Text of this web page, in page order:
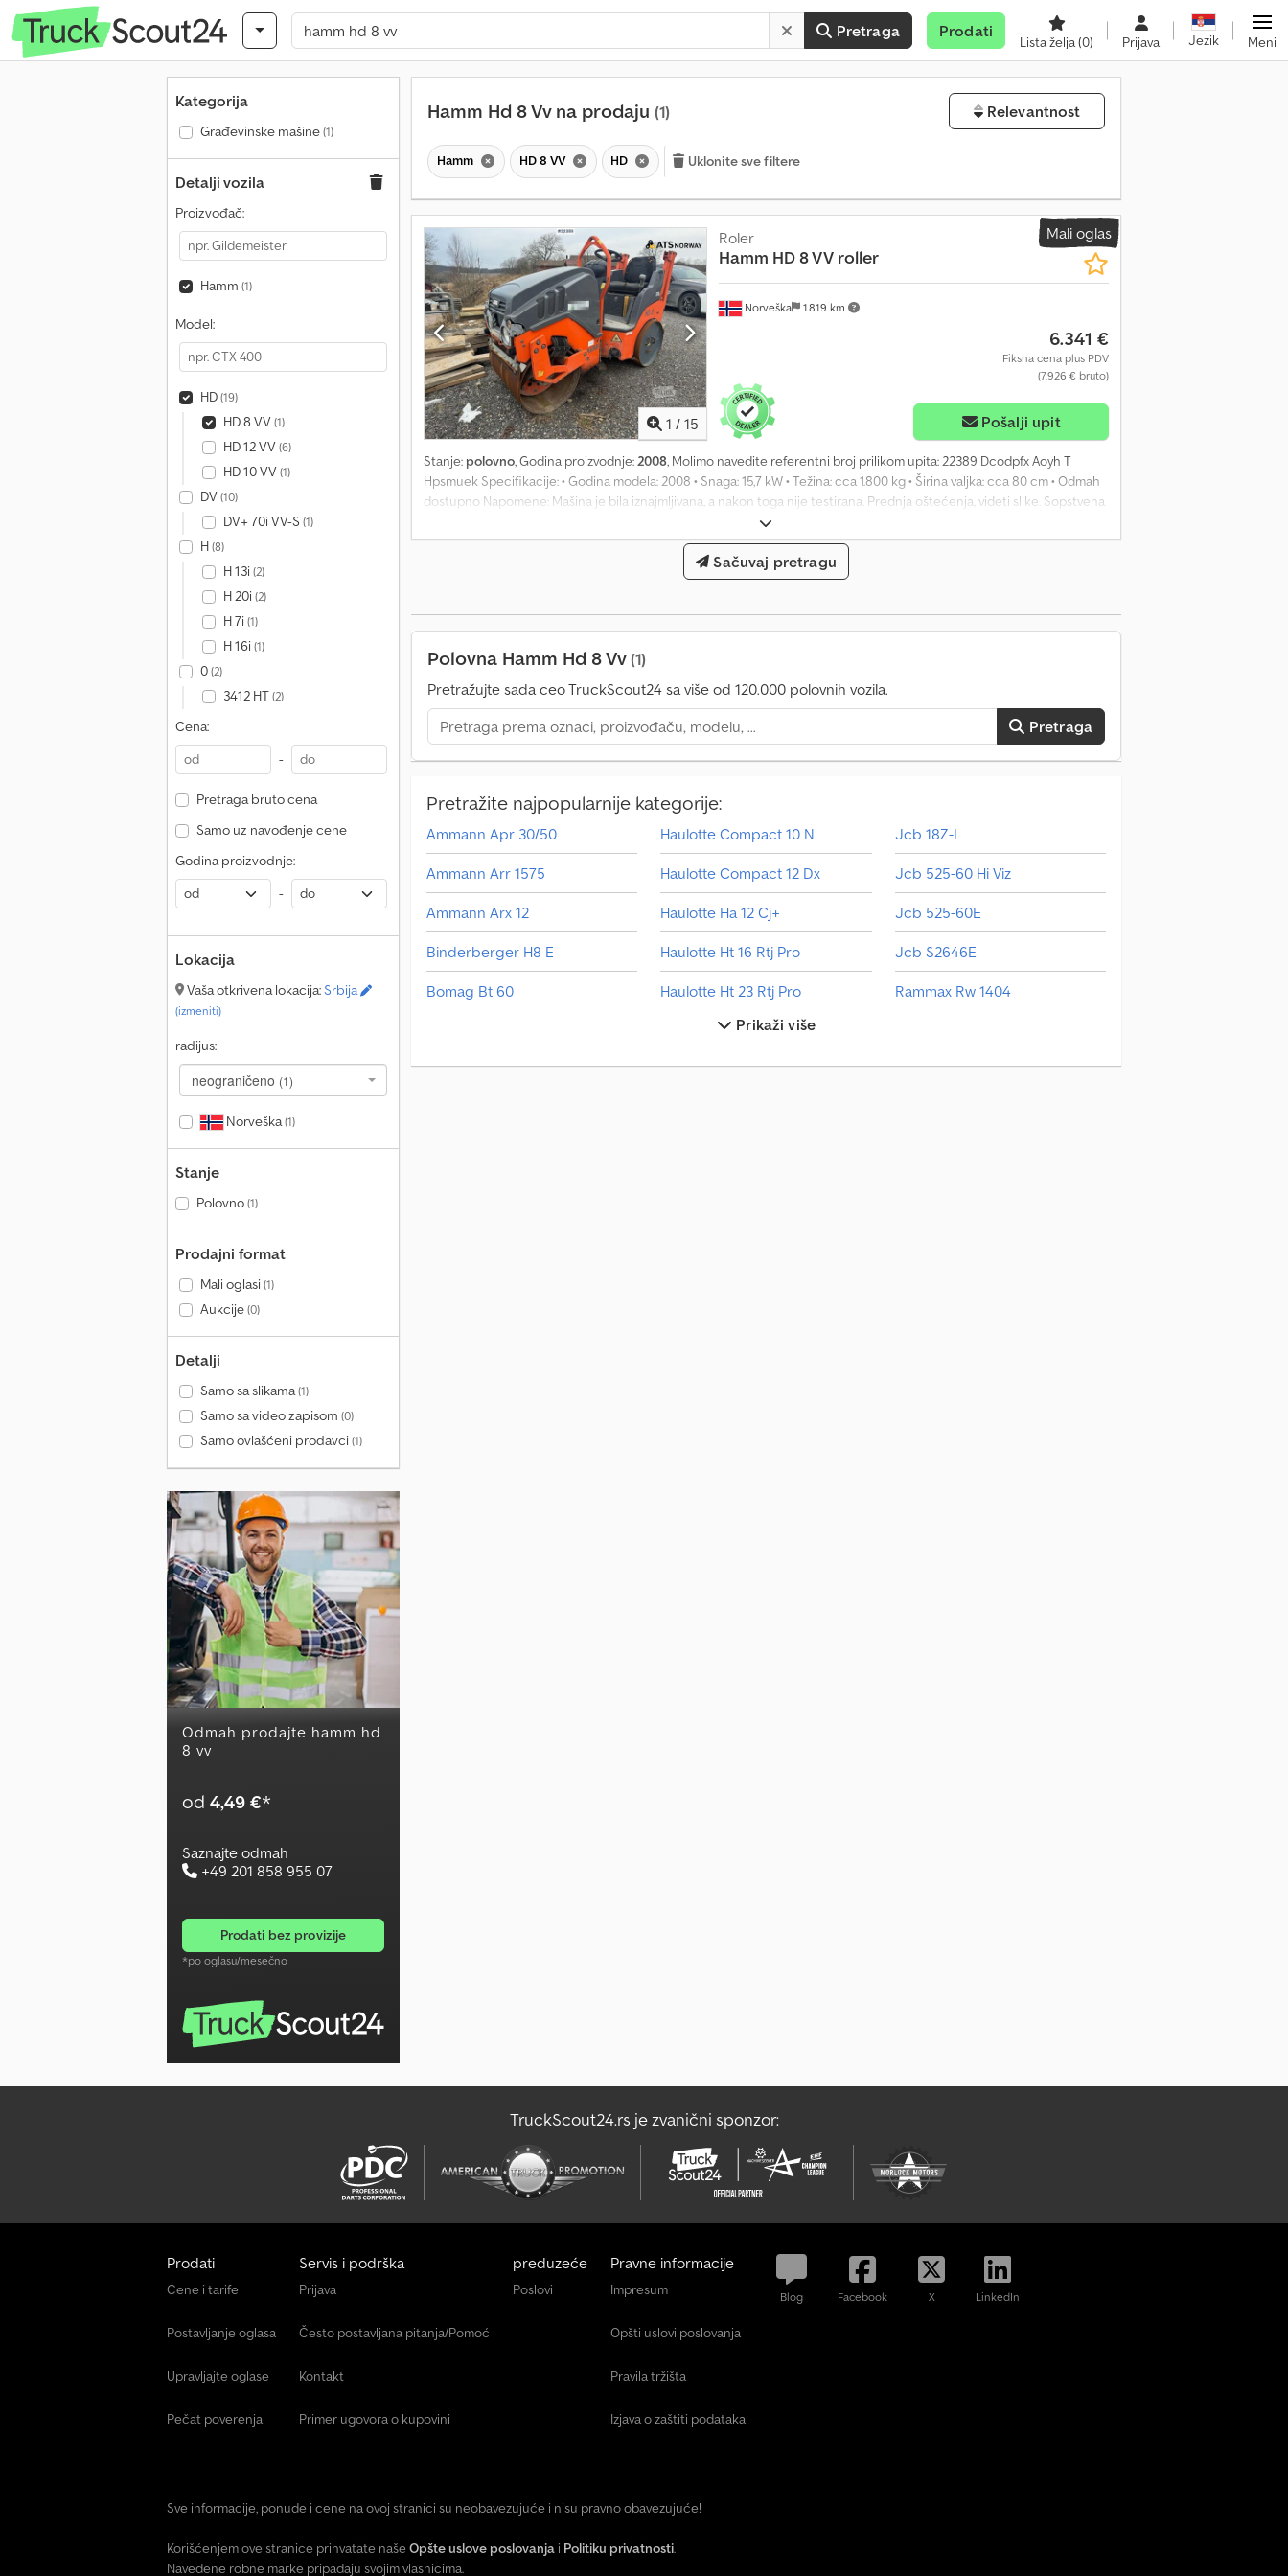
Pretraga Prodati
Lista želja(0) Prijava Jezik Meni
Kategorija
Građevinske mašine(1)
Detalji vozila
Proizvođač:
Hamm (1)
Model:
HD(19)
HD 8 VV(1)
HD 12 VV(6)
HD 10 VV(1)
DV(10)
DV+ 70i VV-S (1)
H(8)
H 13i(2)
H 20i(2)
H 7i(1)
H 16i(1)
0(2)
3412 HT(2)
Cena:
-
Pretraga bruto cena
Samo uz navođenje cene
Godina proizvodnje:
-
Lokacija
Vaša otkrivena lokacija:Srbija
(izmeniti)
radijus:
neograničeno (1)
Norveška(1)
Stanje
Polovno(1)
Prodajni format
Mali oglasi(1)
Aukcije(0)
Detalji
Samo sa slikama(1)
Samo sa video zapisom (0)
Samo ovlašćeni prodavci(1)
Odmah prodajte hamm hd
8 vv
od 4,49 €*
Saznajte odmah
+49 201 858 955 07
prodati bez provizije
*po oglasu/mesečno
Hamm Hd 8 Vv na prodaju (1) Relevantnost
Hamm HD 8 VV HD Uklonite sve filtere
Mali oglas
1 / 15
Norveška 1.819 km
Roler
Hamm HD 8 VV roller
6.341 €
Fiksna cena plus PDV
(7.926 € bruto)
Pošalji upit
Stanje: polovno, Godina proizvodnje:2008, Molimo navedite referentni broj prilikom upita: 22389 Dcodpfx Aoyh T
Hpsmuek Specifikacije: • Godina modela: 2008 • Snaga: 15,7 kW • Težina: cca 1.800 kg • Širina valjka: cca 80 cm • Odmah
dostupno Napomene: Mašina je bila iznajmljivana, a nakon toga nije testirana. Prednja oštećenja, videti slike. Sopstvena
težina: 1.800 Model: HD 8 VV valjak = Dodatne informacije = Serijski broj: 11170xxxx Za više informacija obratite se ATS
Norway.
Sačuvaj pretragu
Polovna Hamm Hd 8 Vv(1)
Pretražujte sada ceo TruckScout24 sa više od 120.000 polovnih vozila.
Pretraga
Pretražite najpopularnije kategorije:
Ammann Apr 30/50
Ammann Arr 1575
Ammann Arx 12
Binderberger H8 E
Bomag Bt 60
Dieci Pegasus 40.18
Haulotte Compact 10 N
Haulotte Compact 12 Dx
Haulotte Ha 12 Cj+
Haulotte Ht 16 Rtj Pro
Haulotte Ht 23 Rtj Pro
Haulotte Optimum 8
Haulotte Star 10
Jcb 18Z-I
Jcb 525-60 Hi Viz
Jcb 525-60E
Jcb S2646E
Rammax Rw 1404
Yanmar Vio38-6
Prikaži više
TruckScout24.rs je zvanični sponzor:
Prodati
Cene i tarife
Postavljanje oglasa
Upravljajte oglase
Pečat poverenja
Servis i podrška
Prijava
Često postavljana pitanja/Pomoć
Kontakt
Primer ugovora o kupovini
preduzeće
Poslovi
Pravne informacije
Impresum
Opšti uslovi poslovanja
Pravila tržišta
Izjava o zaštiti podataka
Blog Facebook X LinkedIn
Sve informacije, ponude i cene na ovoj stranici su neobavezujuće i nisu pravno obavezujuće!
Korišćenjem ove stranice prihvatate naše Opšte uslove poslovanja i Politiku privatnosti.
Navedene robne marke pripadaju svojim vlasnicima.